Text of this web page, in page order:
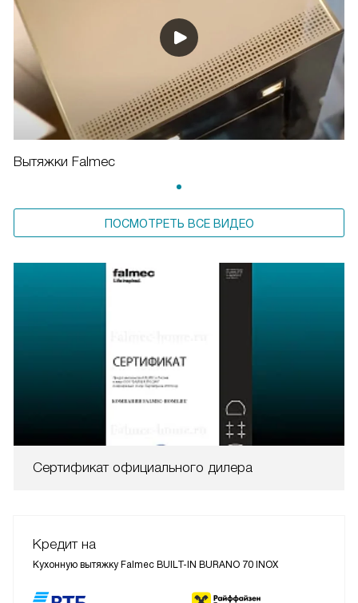
Вытяжки Falmec
ПОСМОТРЕТЬ ВСЕ ВИДЕО
Сертификат официального дилера
Кредит на
Кухонную вытяжку Falmec BUILT-IN BURANO 70 INOX